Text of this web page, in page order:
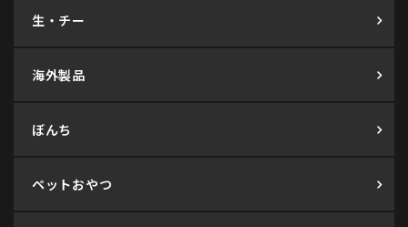
生・チー
海外製品
ぼんち
ペットおやつ